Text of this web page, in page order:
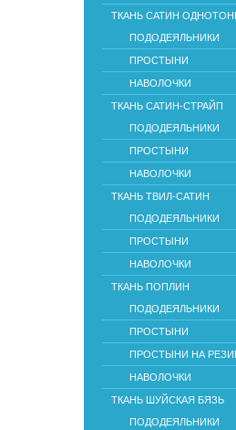
ТКАНЬ САТИН
ПОДОДЕЯЛЬНИКИ
ПРОСТЫНИ
НАВОЛОЧКИ
ТКАНЬ САТИН-СТРАЙП
ПОДОДЕЯЛЬНИКИ
ПРОСТЫНИ
НАВОЛОЧКИ
ТКАНЬ ТВИЛ-САТИН
ПОДОДЕЯЛЬНИКИ
ПРОСТЫНИ
НАВОЛОЧКИ
ТКАНЬ ПОПЛИН
ПОДОДЕЯЛЬНИКИ
ПРОСТЫНИ
ПРОСТЫНИ НА
НАВОЛОЧКИ
ТКАНЬ ШУЙСКАЯ БЯЗЬ
ПОДОДЕЯЛЬНИКИ